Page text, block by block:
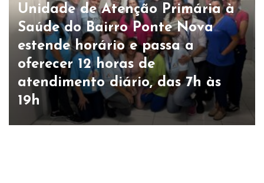
Unidade de Atenção Primária à
Saúde do Bairro Ponte Nova
estende horário e passa a
oferecer 12 horas de
atendimento diário, das 7h às
19h